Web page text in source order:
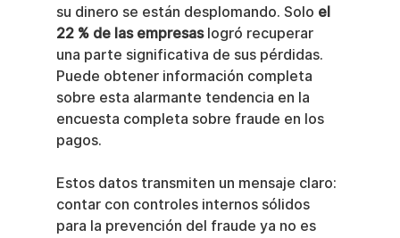
su dinero se están desplomando. Solo el
22 % de las empresas logró recuperar
una parte significativa de sus pérdidas.
Puede obtener información completa
sobre esta alarmante tendencia en la
encuesta completa sobre fraude en los
pagos.
Estos datos transmiten un mensaje claro:
contar con controles internos sólidos
para la prevención del fraude ya no es